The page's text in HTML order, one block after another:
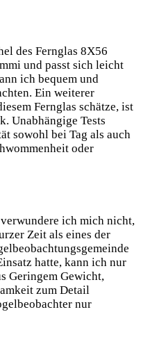
des Fernglas 8X56
und passt sich leicht
ich bequem und
Ein weiterer
Fernglas schätze, ist
Unabhängige Tests
sowohl bei Tag als auch
oder
ich mich nicht,
Zeit als eines der
hatte, kann ich nur
Geringem Gewicht,
zum Detail
nur